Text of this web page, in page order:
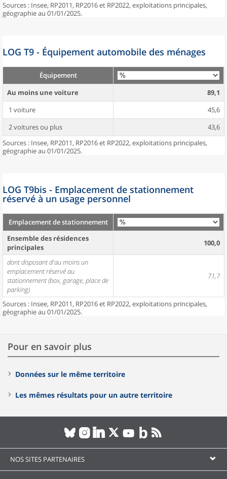
Sources : Insee, RP2011, RP2016 et RP2022, exploitations principales,
géographie au 01/01/2025.
LOG T9 - Équipement automobile des ménages
Équipement
Au moins une voiture
89,1
1 voiture
45,6
2 voitures ou plus
43,6
Sources : Insee, RP2011, RP2016 et RP2022, exploitations principales,
géographie au 01/01/2025.
LOG T9bis - Emplacement de stationnement
réservé à un usage personnel
Emplacement de stationnement
Ensemble des résidences
principales
100,0
dont disposant d'au moins un
emplacement réservé au
stationnement (box, garage, place de
parking)
71,7
Sources : Insee, RP2011, RP2016 et RP2022, exploitations principales,
géographie au 01/01/2025.
Pour en savoir plus
Données sur le même territoire
Les mêmes résultats pour un autre territoire
NOS SITES PARTENAIRES